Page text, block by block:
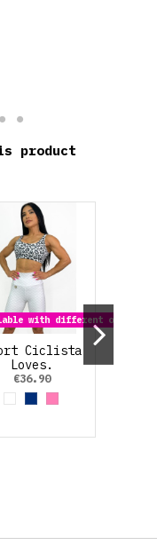
product
with different options
Ciclista
Loves.
€36.90
WhiteAzul Marino
Rosa claro